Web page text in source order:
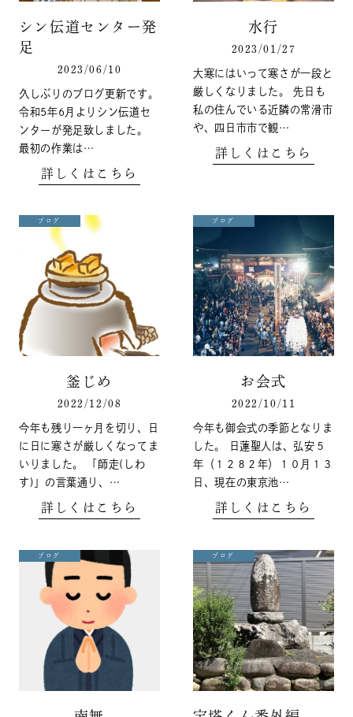
シン伝道センター発
足
2023/06/10
久しぶりのブログ更新です。
令和5年6月よりシン伝道セ
ンターが発足致しました。
最初の作業は…
詳しくはこちら
水行
2023/01/27
大寒にはいって寒さが一段と
厳しくなりました。 先日も
私の住んでいる近隣の常滑市
や、四日市市で観…
詳しくはこちら
ブログ
釜じめ
2022/12/08
今年も残り一ヶ月を切り、日
に日に寒さが厳しくなってま
いりました。 「師走(しわ
す)」の言葉通り、…
詳しくはこちら
ブログ
お会式
2022/10/11
今年も御会式の季節となりま
した。 日蓮聖人は、弘安５
年（１２８２年）１０月１３
日、現在の東京池…
詳しくはこちら
ブログ ブログ